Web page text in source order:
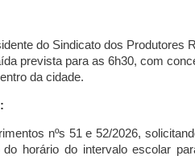
do Sindicato dos Produtores
prevista para as 6h30, com
da cidade.
nºs 51 e 52/2026,
horário do intervalo escolar